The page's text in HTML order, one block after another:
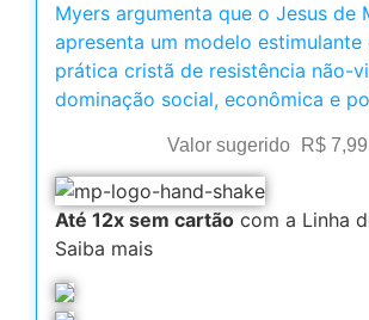
Myers argumenta que o Jesus de
apresenta um modelo estimulante
prática cristã de resistência não-
dominação social, econômica e
Valor sugerido R$ 7,99
Até 12x sem cartão com a Linha
Saiba mais